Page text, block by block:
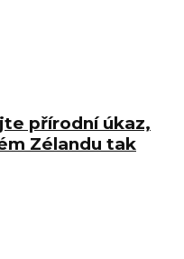
přírodní úkaz,
Zélandu tak